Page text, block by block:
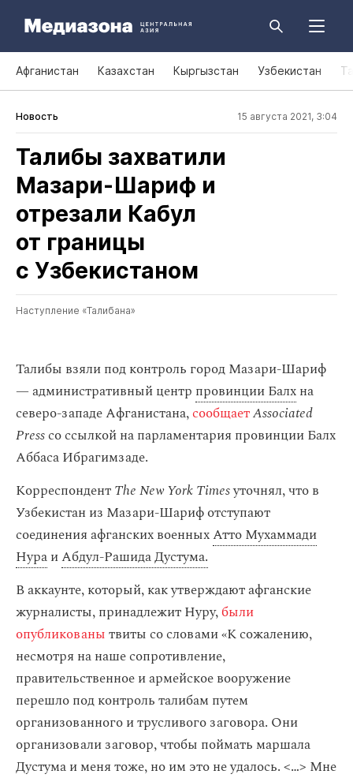
Афганистан Казахстан Кыргызстан Узбекистан
Новость 15 августа 2021, 3:04
Талибы захватили
Мазари‑Шариф и
отрезали Кабул
от границы
с Узбекистаном
Наступление «Талибана»
Талибы взяли под контроль город Мазари-Шариф
— административный центр провинции Балхна
северо-западе Афганистана,сообщаетAssociated
Pressсо ссылкой на парламентария провинции Балх
Аббаса Ибрагимзаде.
КорреспондентThe New York Timesуточнял, что в
Узбекистан из Мазари-Шариф отступают
соединения афганских военныхАтто Мухаммади
НураиАбдул-Рашида Дустума.
В аккаунте, который, как утверждают афганские
журналисты, принадлежит Нуру,были
опубликованытвиты со словами «К сожалению,
несмотря на наше сопротивление,
правительственное и армейское вооружение
перешло под контроль талибам путем
организованного и трусливого заговора. Они
организовали заговор, чтобы поймать маршала
Дустума и меня тоже, но им это не удалось. <…> Мне